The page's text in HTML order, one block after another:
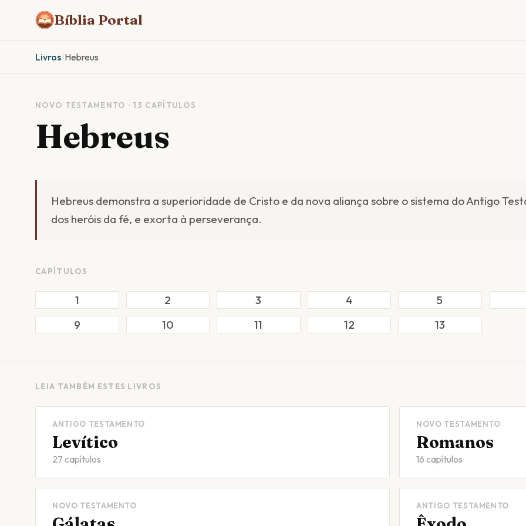
Bíblia Portal
Livros/Hebreus
NOVO TESTAMENTO · 13 CAPÍTULOS
Hebreus
Hebreus demonstra a superioridade de Cristo e da nova aliança sobre o sistema do Antigo
dos heróis da fé, e exorta à perseverança.
CAPÍTULOS
1 2 3 4 5
9
10 11 12 13
LEIA TAMBÉM ESTES LIVROS
ANTIGO TESTAMENTO
Levítico
27 capítulos
NOVO TESTAMENTO
Romanos
16 capítulos
NOVO TESTAMENTO ANTIGO TESTAMENTO